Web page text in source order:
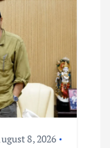
8, 2026